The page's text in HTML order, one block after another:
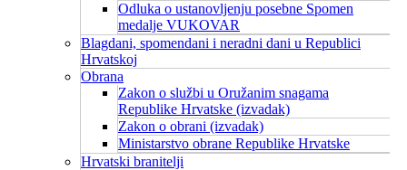
Odluka o ustanovljenju posebne Spomen
medalje VUKOVAR
Blagdani, spomendani i neradni dani u Republici
Hrvatskoj
Obrana
Zakon o službi u Oružanim snagama
Republike Hrvatske (izvadak)
Zakon o obrani (izvadak)
Ministarstvo obrane Republike Hrvatske
Hrvatski branitelji